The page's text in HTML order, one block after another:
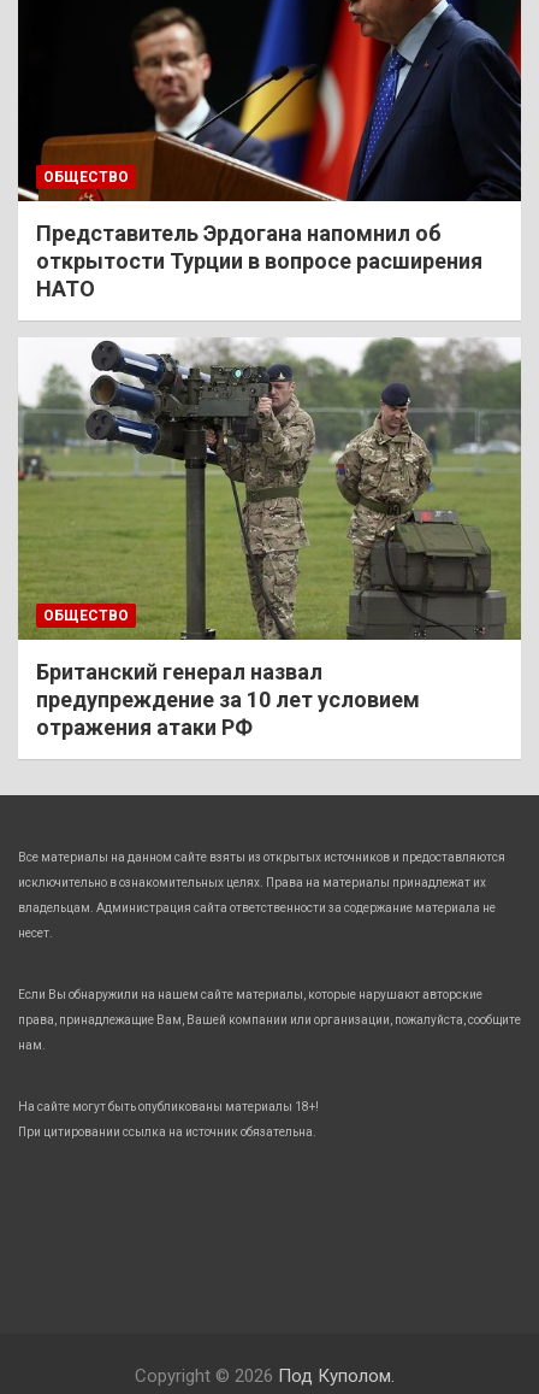
ОБЩЕСТВО
Представитель Эрдогана напомнил об
открытости Турции в вопросе расширения
НАТО
ОБЩЕСТВО
Британский генерал назвал
предупреждение за 10 лет условием
отражения атаки РФ
Все материалы на данном сайте взяты из открытых источников и предоставляются
исключительно в ознакомительных целях. Права на материалы принадлежат их
владельцам. Администрация сайта ответственности за содержание материала не
несет.
Если Вы обнаружили на нашем сайте материалы, которые нарушают авторские
права, принадлежащие Вам, Вашей компании или организации, пожалуйста, сообщите
нам.
На сайте могут быть опубликованы материалы 18+!
При цитировании ссылка на источник обязательна.
Copyright © 2026 Под Куполом.